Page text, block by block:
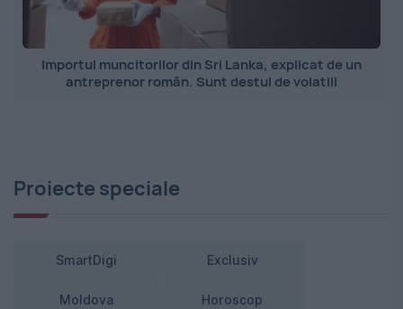
Importul muncitorilor din Sri Lanka, explicat de un
antreprenor român. Sunt destul de volatili
Proiecte speciale
SmartDigi Exclusiv
Moldova Horoscop